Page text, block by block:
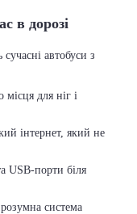
в дорозі
автобуси з
місця для ніг і
інтернет, який не
USB-порти біля
розумна система